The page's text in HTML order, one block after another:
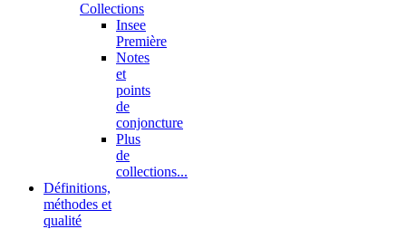
Collections
Insee
Première
Notes
et
points
de
conjoncture
Plus
de
collections...
Définitions,
méthodes et
qualité